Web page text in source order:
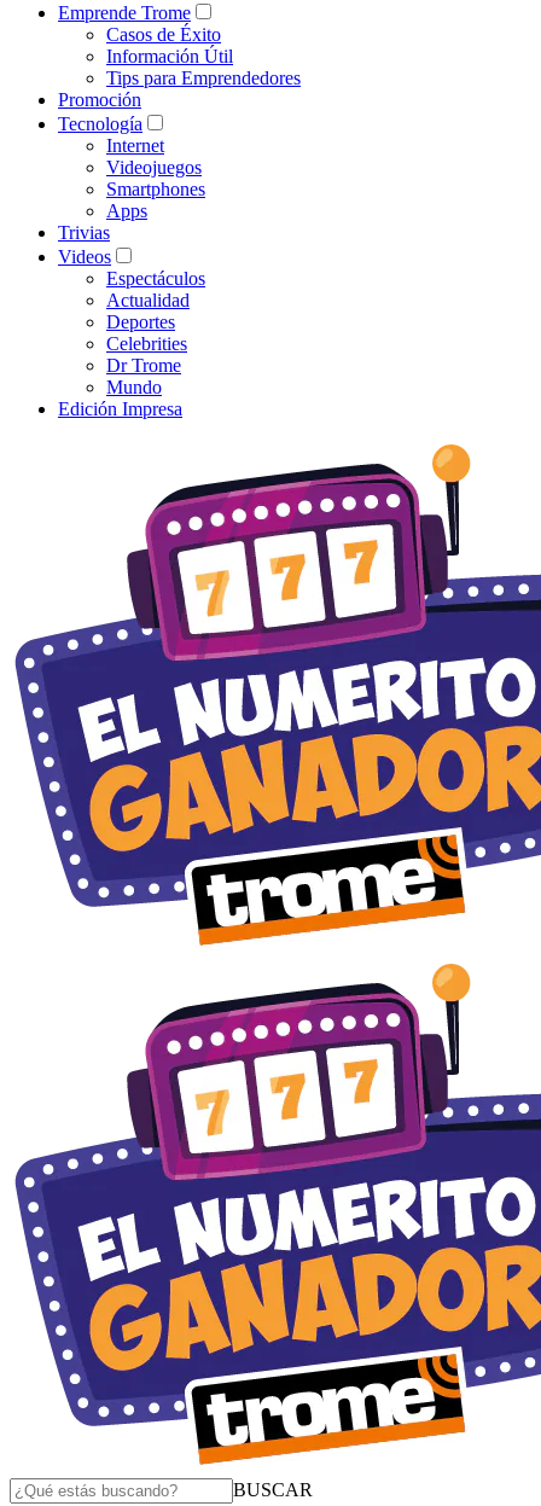
Emprende Trome
Casos de Éxito
Información Útil
Tips para Emprendedores
Promoción
Tecnología
Internet
Videojuegos
Smartphones
Apps
Trivias
Videos
Espectáculos
Actualidad
Deportes
Celebrities
Dr Trome
Mundo
Edición Impresa
BUSCAR